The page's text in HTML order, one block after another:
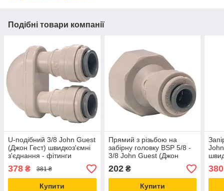
Подібні товари компанії
U-подібний 3/8 John Guest
(Джон Гест) швидкоз'ємні
з'єднання - фітинги
PIUB12S
378 ₴ 381 ₴
Купити
Прямий з різьбою на
забірну головку BSP 5/8 -
3/8 John Guest (Джон
Гест) швидкоз'ємні
з'єднання - фітинги
PI451215FS
202₴
Купити
380